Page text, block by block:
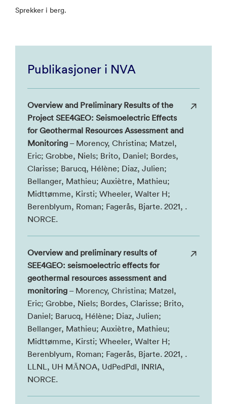
Sprekker i berg.
Publikasjoner i NVA
Overview and Preliminary Results of the
Project SEE4GEO: Seismoelectric Effects
for Geothermal Resources Assessment and
Monitoring – Morency, Christina; Matzel,
Eric; Grobbe, Niels; Brito, Daniel; Bordes,
Clarisse; Barucq, Hélène; Diaz, Julien;
Bellanger, Mathieu; Auxiètre, Mathieu;
Midttømme, Kirsti; Wheeler, Walter H;
Berenblyum, Roman; Fagerås, Bjarte. 2021, .
NORCE.
Overview and preliminary results of
SEE4GEO: seismoelectric effects for
geothermal resources assessment and
monitoring – Morency, Christina; Matzel,
Eric; Grobbe, Niels; Bordes, Clarisse; Brito,
Daniel; Barucq, Hélène; Diaz, Julien;
Bellanger, Mathieu; Auxiètre, Mathieu;
Midttømme, Kirsti; Wheeler, Walter H;
Berenblyum, Roman; Fagerås, Bjarte. 2021, .
LLNL, UH MĀNOA, UdPedPdl, INRIA,
NORCE.